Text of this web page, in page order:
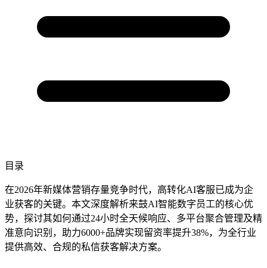
目录
在2026年新媒体营销存量竞争时代，高转化AI客服已成为企
业获客的关键。本文深度解析来鼓AI智能数字员工的核心优
势，探讨其如何通过24小时全天候响应、多平台聚合管理及精
准意向识别，助力6000+品牌实现留资率提升38%，为全行业
提供高效、合规的私信获客解决方案。